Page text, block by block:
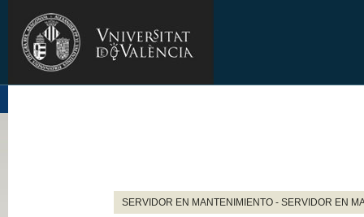
SERVIDOR EN MANTENIMIENTO - SERVIDOR EN